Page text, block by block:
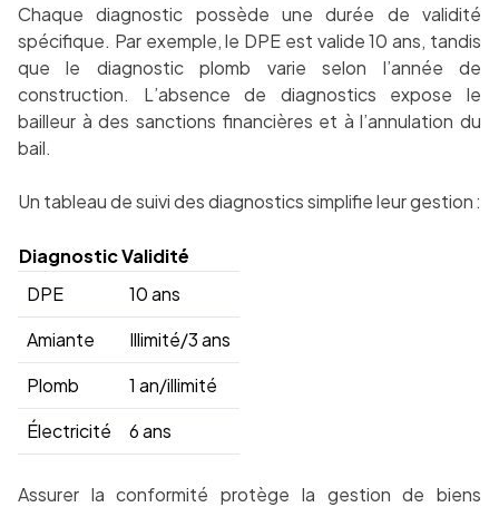
Chaque diagnostic possède une durée de validité
spécifique. Par exemple, le DPE est valide 10 ans, tandis
que le diagnostic plomb varie selon l’année de
construction. L’absence de diagnostics expose le
bailleur à des sanctions financières et à l’annulation du
bail.
Un tableau de suivi des diagnostics simplifie leur gestion :
DiagnosticValidité
DPE
10 ans
Amiante
Illimité/3 ans
Plomb
1 an/illimité
Électricité
6 ans
Assurer la conformité protège la gestion de biens